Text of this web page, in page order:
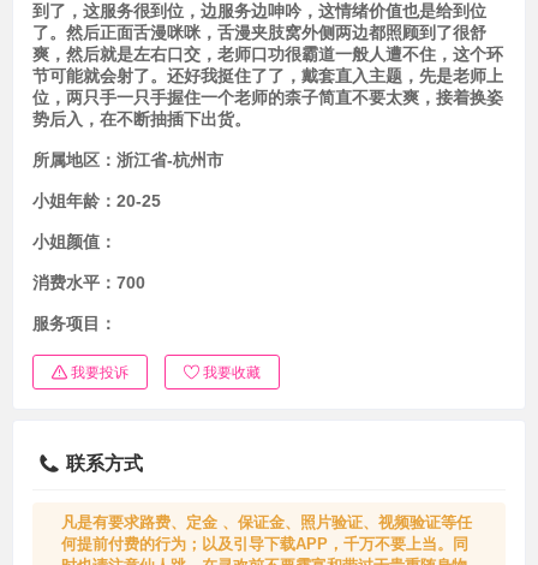
到了，这服务很到位，边服务边呻吟，这情绪价值也是给到位
了。然后正面舌漫咪咪，舌漫夹肢窝外侧两边都照顾到了很舒
爽，然后就是左右口交，老师口功很霸道一般人遭不住，这个环
节可能就会射了。还好我挺住了了，戴套直入主题，先是老师上
位，两只手一只手握住一个老师的柰子简直不要太爽，接着换姿
势后入，在不断抽插下出货。
所属地区： 浙江省-杭州市
小姐年龄： 20-25
小姐颜值：
消费水平： 700
服务项目：
我要投诉 我要收藏
联系方式
凡是有要求路费、定金 、保证金、照片验证、视频验证等任
何提前付费的行为；以及引导下载APP，千万不要上当。同